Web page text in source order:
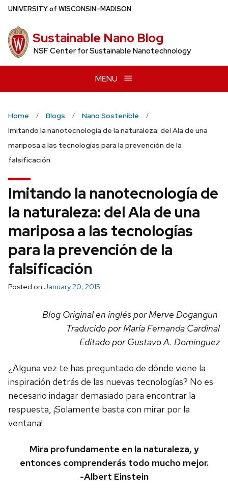
Skip
main
content
UNIVERSITYof WISCONSIN–MADISON
Sustainable Nano Blog
NSF Center for Sustainable Nanotechnology
MENU
Home Blogs
Nano Sostenible
Imitando la nanotecnología de la naturaleza: del Ala de una
mariposa a las tecnologías para la prevención de la
falsificación
Imitando la nanotecnología de
la naturaleza: del Ala de una
mariposa a las tecnologías
para la prevención de la
falsificación
Posted on January 20, 2015
Blog Original en inglés por Merve Dogangun
Traducido por María Fernanda Cardinal
Editado por Gustavo A. Dominguez
¿Alguna vez te has preguntado de dónde viene la
inspiración detrás de las nuevas tecnologías? No es
necesario indagar demasiado para encontrar la
respuesta, ¡Solamente basta con mirar por la
ventana!
Mira profundamente en la naturaleza, y
entonces comprenderás todo mucho mejor.
-Albert Einstein